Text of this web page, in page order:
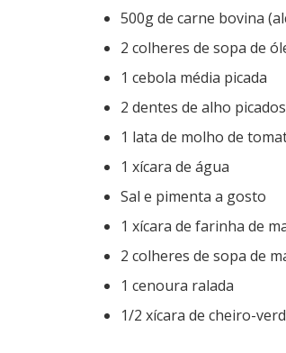
500g de carne bovina
2 colheres de sopa de
1 cebola média picada
2 dentes de alho picados
1 lata de molho de
1 xícara de água
Sal e pimenta a gosto
1 xícara de farinha de
2 colheres de sopa de
1 cenoura ralada
1/2 xícara de cheiro-